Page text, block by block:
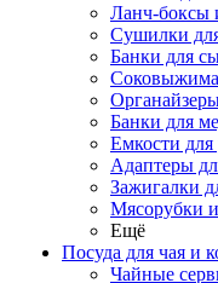
Ланч-боксы
Сушилки для
Банки для
Банки для
Емкости для
Адаптеры
Зажигалки
Мясорубки
Ещё
Посуда для чая и
Чайные